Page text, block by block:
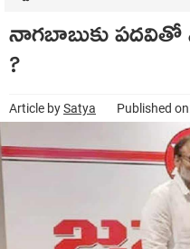
నాగబాబుకు పదవితో
?
Article bySatya Published